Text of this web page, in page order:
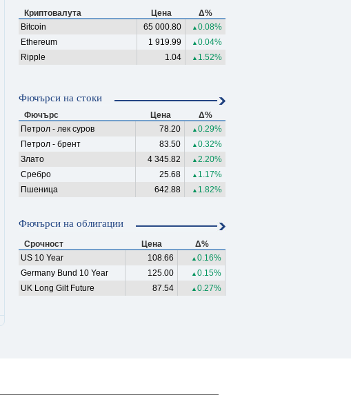
Криптовалута Цена
Δ%
Bitcoin
65 000.80 ▲ 0.08%
Ethereum
1 919.99 ▲ 0.04%
Ripple
1.04 ▲ 1.52%
Фючърси на стоки
Фючърс Цена
Δ%
Петрол - лек суров
78.20 ▲ 0.29%
Петрол - брент
83.50 ▲ 0.32%
Злато
4 345.82 ▲ 2.20%
Сребро
25.68 ▲ 1.17%
Пшеница
642.88 ▲ 1.82%
Фючърси на облигации
Срочност Цена
Δ%
US 10 Year
108.66 ▲ 0.16%
Germany Bund 10 Year
125.00 ▲ 0.15%
UK Long Gilt Future
87.54 ▲ 0.27%